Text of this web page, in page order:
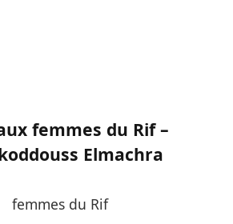
femmes du Rif –
Elmachra